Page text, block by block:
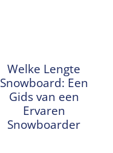
Welke Lengte
Snowboard: Een
Gids van een
Ervaren
Snowboarder